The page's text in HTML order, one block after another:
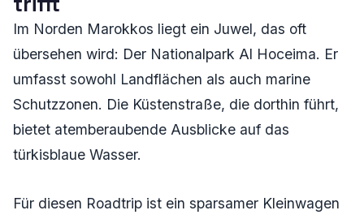
Im Norden Marokkos liegt ein Juwel, das oft
übersehen wird: Der Nationalpark Al Hoceima. Er
umfasst sowohl Landflächen als auch marine
Schutzzonen. Die Küstenstraße, die dorthin führt,
bietet atemberaubende Ausblicke auf das
türkisblaue Wasser.
Für diesen Roadtrip ist ein sparsamer Kleinwagen